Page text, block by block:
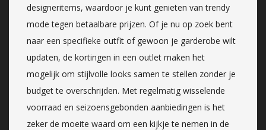
designeritems, waardoor je kunt genieten van trendy
mode tegen betaalbare prijzen. Of je nu op zoek bent
naar een specifieke outfit of gewoon je garderobe wilt
updaten, de kortingen in een outlet maken het
mogelijk om stijlvolle looks samen te stellen zonder je
budget te overschrijden. Met regelmatig wisselende
voorraad en seizoensgebonden aanbiedingen is het
zeker de moeite waard om een kijkje te nemen in de